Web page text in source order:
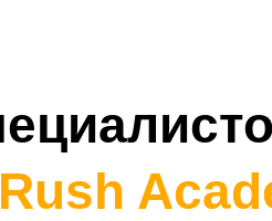
Rush